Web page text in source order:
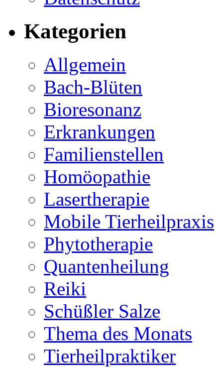
Kategorien
Allgemein
Bach-Blüten
Bioresonanz
Erkrankungen
Familienstellen
Homöopathie
Lasertherapie
Mobile Tierheilpraxis
Phytotherapie
Quantenheilung
Reiki
Schüßler Salze
Thema des Monats
Tierheilpraktiker